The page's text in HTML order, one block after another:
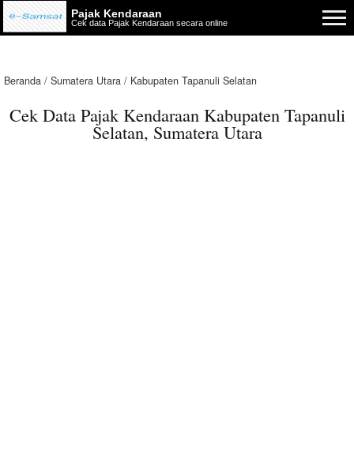
Pajak Kendaraan
Cek data Pajak Kendaraan secara online
Beranda Sumatera Utara Kabupaten Tapanuli Selatan
Cek Data Pajak Kendaraan Kabupaten Tapanuli
Selatan, Sumatera Utara